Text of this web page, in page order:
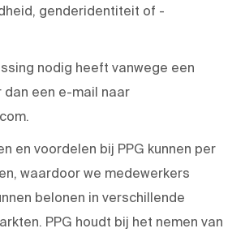
genderidentiteit of -
nodig heeft vanwege een
dan een e-mail naar
en voordelen bij PPG kunnen per
waardoor we medewerkers
belonen in verschillende
PPG houdt bij het nemen van